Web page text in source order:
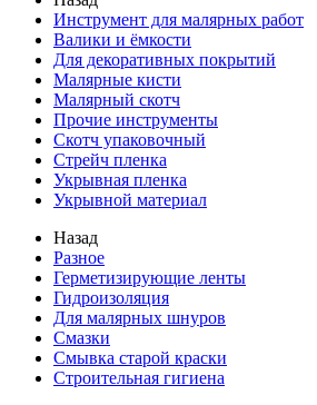
Инструмент для малярных работ
Валики и ёмкости
Для декоративных покрытий
Малярные кисти
Малярный скотч
Прочие инструменты
Скотч упаковочный
Стрейч пленка
Укрывная пленка
Укрывной материал
Назад
Разное
Герметизирующие ленты
Гидроизоляция
Для малярных шнуров
Смазки
Смывка старой краски
Строительная гигиена